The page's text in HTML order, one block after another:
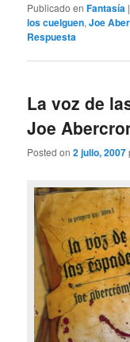
Publicado en Fantasía |
los cuelguen,Joe
Respuesta
La voz de
Joe
Posted on2 julio, 2007